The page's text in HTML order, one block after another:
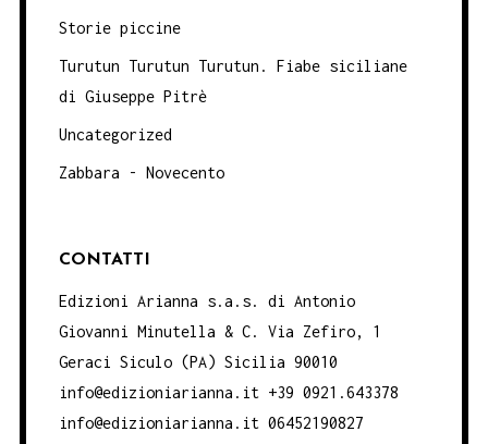
Storie piccine
Turutun Turutun Turutun. Fiabe siciliane
di Giuseppe Pitrè
Uncategorized
Zabbara - Novecento
CONTATTI
Edizioni Arianna s.a.s. di Antonio
Giovanni Minutella & C. Via Zefiro, 1
Geraci Siculo (PA) Sicilia 90010
info@edizioniarianna.it +39 0921.643378
info@edizioniarianna.it 06452190827